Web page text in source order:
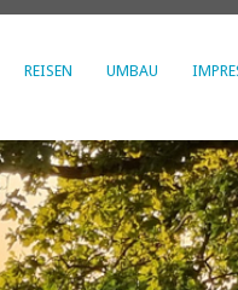
REISEN UMBAU